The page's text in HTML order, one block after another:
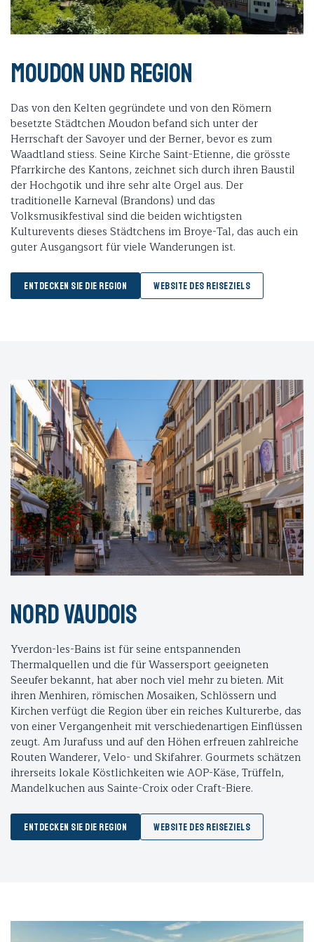
Moudon und Region
Das von den Kelten gegründete und von den Römern
besetzte Städtchen Moudon befand sich unter der
Herrschaft der Savoyer und der Berner, bevor es zum
Waadtland stiess. Seine Kirche Saint-Etienne, die grösste
Pfarrkirche des Kantons, zeichnet sich durch ihren Baustil
der Hochgotik und ihre sehr alte Orgel aus. Der
traditionelle Karneval (Brandons) und das
Volksmusikfestival sind die beiden wichtigsten
Kulturevents dieses Städtchens im Broye-Tal, das auch ein
guter Ausgangsort für viele Wanderungen ist.
ENTDECKEN SIE DIE REGION WEBSITE DES REISEZIELS
Nord vaudois
Yverdon-les-Bains ist für seine entspannenden
Thermalquellen und die für Wassersport geeigneten
Seeufer bekannt, hat aber noch viel mehr zu bieten. Mit
ihren Menhiren, römischen Mosaiken, Schlössern und
Kirchen verfügt die Region über ein reiches Kulturerbe, das
von einer Vergangenheit mit verschiedenartigen Einflüssen
zeugt. Am Jurafuss und auf den Höhen erfreuen zahlreiche
Routen Wanderer, Velo- und Skifahrer. Gourmets schätzen
ihrerseits lokale Köstlichkeiten wie AOP-Käse, Trüffeln,
Mandelkuchen aus Sainte-Croix oder Craft-Biere.
ENTDECKEN SIE DIE REGION WEBSITE DES REISEZIELS